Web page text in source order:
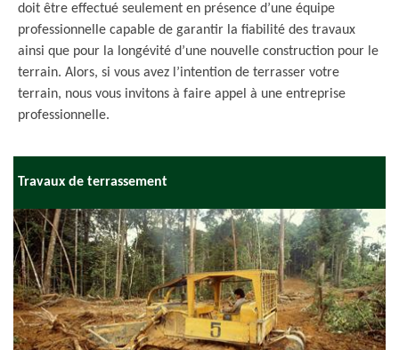
doit être effectué seulement en présence d’une équipe
professionnelle capable de garantir la fiabilité des travaux
ainsi que pour la longévité d’une nouvelle construction pour le
terrain. Alors, si vous avez l’intention de terrasser votre
terrain, nous vous invitons à faire appel à une entreprise
professionnelle.
Travaux de terrassement